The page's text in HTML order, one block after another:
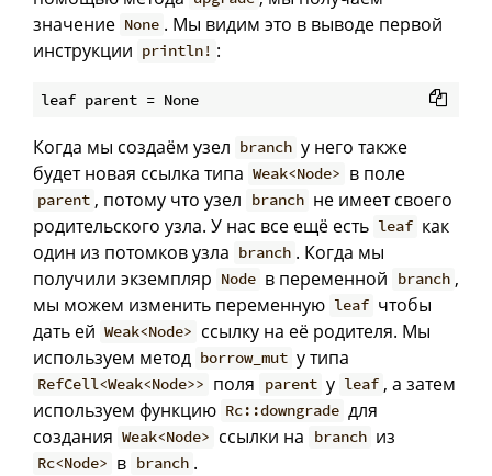
значение None . Мы видим это в выводе первой
инструкции println! :
Когда мы создаём узел branch у него также
будет новая ссылка типа Weak<Node> в поле
parent , потому что узел branch не имеет своего
родительского узла. У нас все ещё есть leaf как
один из потомков узла branch . Когда мы
получили экземпляр Node в переменной branch ,
мы можем изменить переменную leaf чтобы
дать ей Weak<Node> ссылку на её родителя. Мы
используем метод borrow_mut у типа
RefCell<Weak<Node>> поля parent у leaf , а затем
используем функцию Rc::downgrade для
создания Weak<Node> ссылки на branch из
Rc<Node> в branch .